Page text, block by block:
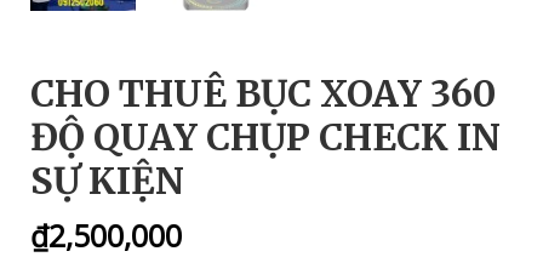
CHO THUÊ BỤC XOAY 360
ĐỘ QUAY CHỤP CHECK IN
SỰ KIỆN
₫2,500,000